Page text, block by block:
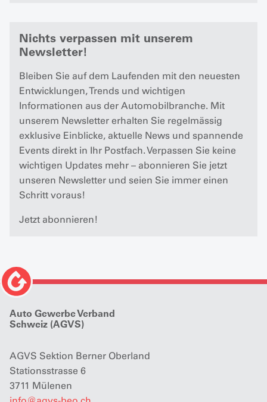
Nichts verpassen mit unserem
Newsletter!
Bleiben Sie auf dem Laufenden mit den neuesten
Entwicklungen, Trends und wichtigen
Informationen aus der Automobilbranche. Mit
unserem Newsletter erhalten Sie regelmässig
exklusive Einblicke, aktuelle News und spannende
Events direkt in Ihr Postfach. Verpassen Sie keine
wichtigen Updates mehr – abonnieren Sie jetzt
unseren Newsletter und seien Sie immer einen
Schritt voraus!
Jetzt abonnieren!
Auto Gewerbe Verband
Schweiz (AGVS)
AGVS Sektion Berner Oberland
Stationsstrasse 6
3711 Mülenen